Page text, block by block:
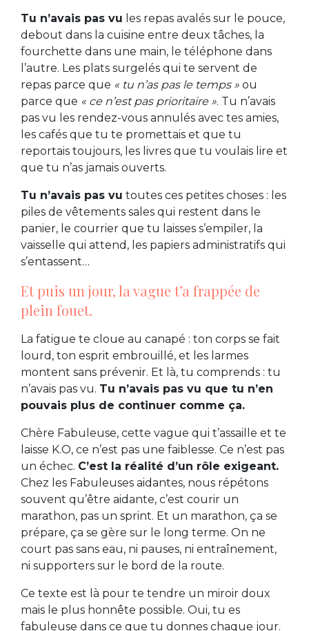
Tu n’avais pas vu les repas avalés sur le pouce,
debout dans la cuisine entre deux tâches, la
fourchette dans une main, le téléphone dans
l’autre. Les plats surgelés qui te servent de
repas parce que « tu n’as pas le temps » ou
parce que « ce n’est pas prioritaire ». Tu n’avais
pas vu les rendez-vous annulés avec tes amies,
les cafés que tu te promettais et que tu
reportais toujours, les livres que tu voulais lire et
que tu n’as jamais ouverts.
Tu n’avais pas vu toutes ces petites choses : les
piles de vêtements sales qui restent dans le
panier, le courrier que tu laisses s’empiler, la
vaisselle qui attend, les papiers administratifs qui
s’entassent…
Et puis un jour, la vague t’a frappée de
plein fouet.
La fatigue te cloue au canapé : ton corps se fait
lourd, ton esprit embrouillé, et les larmes
montent sans prévenir. Et là, tu comprends : tu
n’avais pas vu. Tu n’avais pas vu que tu n’en
pouvais plus de continuer comme ça.
Chère Fabuleuse, cette vague qui t’assaille et te
laisse K.O, ce n’est pas une faiblesse. Ce n’est pas
un échec. C’est la réalité d’un rôle exigeant.
Chez les Fabuleuses aidantes, nous répétons
souvent qu’être aidante, c’est courir un
marathon, pas un sprint. Et un marathon, ça se
prépare, ça se gère sur le long terme. On ne
court pas sans eau, ni pauses, ni entraînement,
ni supporters sur le bord de la route.
Ce texte est là pour te tendre un miroir doux
mais le plus honnête possible. Oui, tu es
fabuleuse dans ce que tu donnes chaque jour.